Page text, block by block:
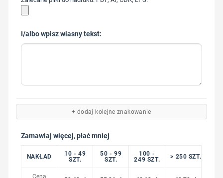
I/albo wpisz wiasny tekst:
+ dodaj kolejne znakowanie
Zamawiaj więcej, płać mniej
NAKŁAD
10 - 49
SZT.
50 - 99
SZT.
100 -
249 SZT.
> 250 SZT.